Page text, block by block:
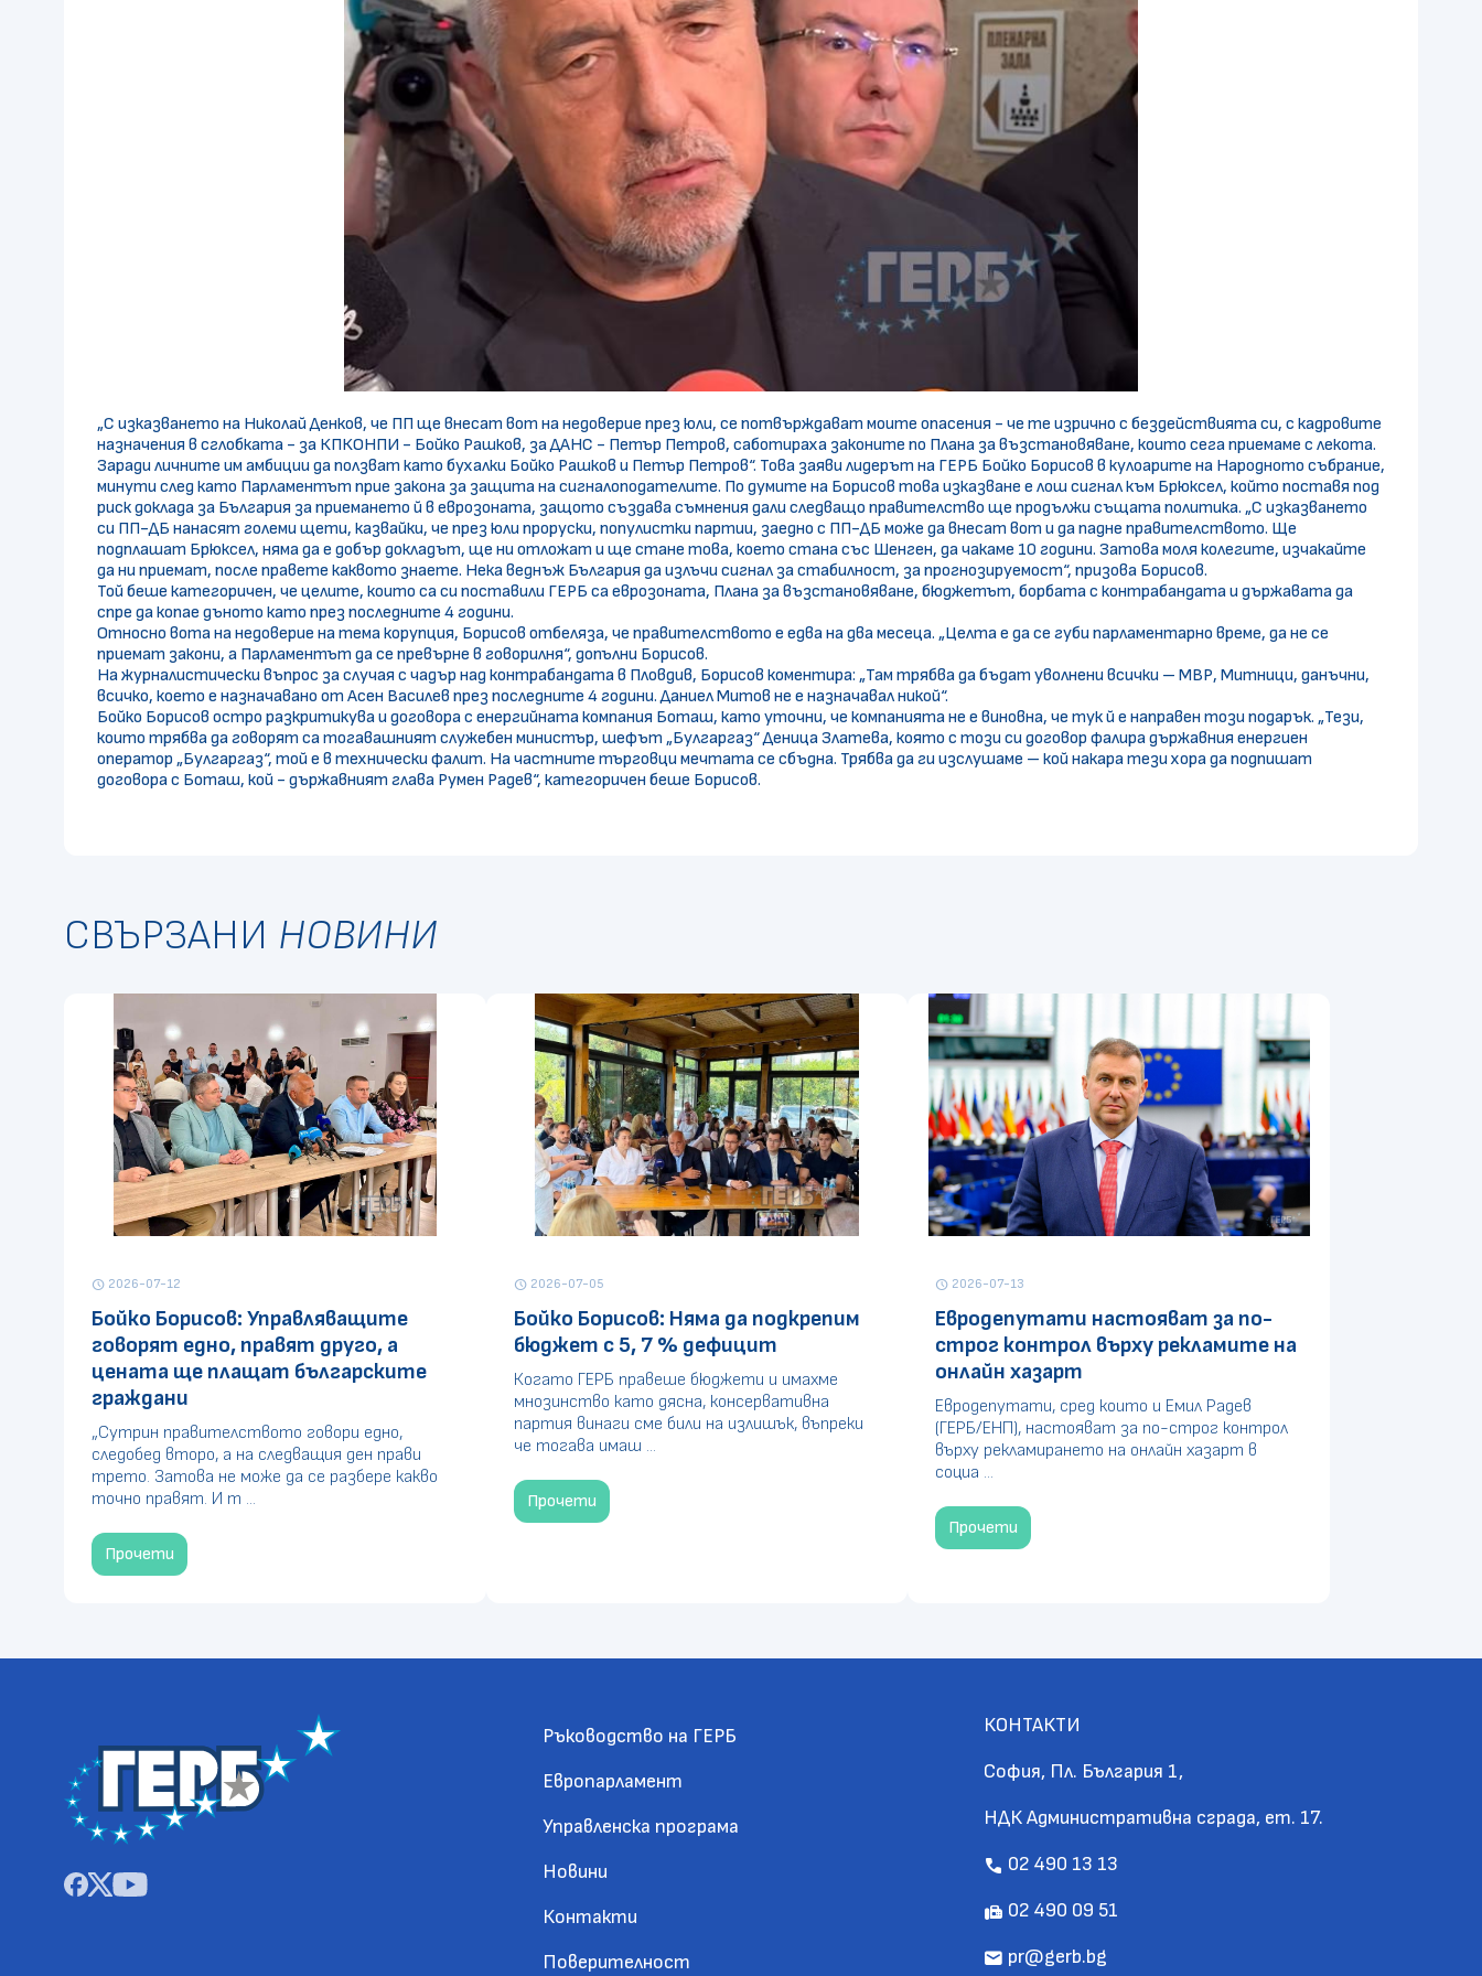
„С изказването на Николай Денков, че ПП ще внесат вот на недоверие през юли, се потвърждават моите опасения - че те изрично с бездействията си, с кадровите
назначения в сглобката - за КПКОНПИ - Бойко Рашков, за ДАНС - Петър Петров, саботираха законите по Плана за възстановяване, които сега приемаме с лекота.
Заради личните им амбиции да ползват като бухалки Бойко Рашков и Петър Петров“. Това заяви лидерът на ГЕРБ Бойко Борисов в кулоарите на Народното събрание,
минути след като Парламентът прие закона за защита на сигналоподателите. По думите на Борисов това изказване е лош сигнал към Брюксел, който поставя под
риск доклада за България за приемането й в еврозоната, защото създава съмнения дали следващо правителство ще продължи същата политика. „С изказването
си ПП-ДБ нанасят големи щети, казвайки, че през юли проруски, популистки партии, заедно с ПП-ДБ може да внесат вот и да падне правителството. Ще
подплашат Брюксел, няма да е добър докладът, ще ни отложат и ще стане това, което стана със Шенген, да чакаме 10 години. Затова моля колегите, изчакайте
да ни приемат, после правете каквото знаете. Нека веднъж България да излъчи сигнал за стабилност, за прогнозируемост“, призова Борисов.
Той беше категоричен, че целите, които са си поставили ГЕРБ са еврозоната, Плана за възстановяване, бюджетът, борбата с контрабандата и държавата да
спре да копае дъното като през последните 4 години.
Относно вота на недоверие на тема корупция, Борисов отбеляза, че правителството е едва на два месеца. „Целта е да се губи парламентарно време, да не се
приемат закони, а Парламентът да се превърне в говорилня“, допълни Борисов.
На журналистически въпрос за случая с чадър над контрабандата в Пловдив, Борисов коментира: „Там трябва да бъдат уволнени всички – МВР, Митници, данъчни,
всичко, което е назначавано от Асен Василев през последните 4 години. Даниел Митов не е назначавал никой“.
Бойко Борисов остро разкритикува и договора с енергийната компания Боташ, като уточни, че компанията не е виновна, че тук й е направен този подарък. „Тези,
които трябва да говорят са тогавашният служебен министър, шефът „Булгаргаз“ Деница Златева, която с този си договор фалира държавния енергиен
оператор „Булгаргаз“, той е в технически фалит. На частните търговци мечтата се сбъдна. Трябва да ги изслушаме – кой накара тези хора да подпишат
договора с Боташ, кой - държавният глава Румен Радев“, категоричен беше Борисов.
СВЪРЗАНИ НОВИНИ
schedule2026-07-12
Бойко Борисов: Управляващите
говорят едно, правят друго, а
цената ще плащат българските
граждани
„Сутрин правителството говори едно,
следобед второ, а на следващия ден прави
трето. Затова не може да се разбере какво
точно правят. И т ...
Прочети
schedule2026-07-05
Бойко Борисов: Няма да подкрепим
бюджет с 5, 7 % дефицит
Когато ГЕРБ правеше бюджети и имахме
мнозинство като дясна, консервативна
партия винаги сме били на излишък, въпреки
че тогава имаш ...
Прочети
schedule 2026-07-13
Евродепутати настояват за по-
строг контрол върху рекламите на
онлайн хазарт
Евродепутати, сред които и Емил Радев
(ГЕРБ/ЕНП), настояват за по-строг контрол
върху рекламирането на онлайн хазарт в
социа ...
Прочети
Ръководство на ГЕРБ
Европарламент
Управленска програма
Новини
Контакти
Поверителност
КОНТАКТИ
София, Пл. България 1,
НДК Административна сграда, ет. 17.
call 02 490 13 13
fax 02 490 09 51
mail pr@gerb.bg